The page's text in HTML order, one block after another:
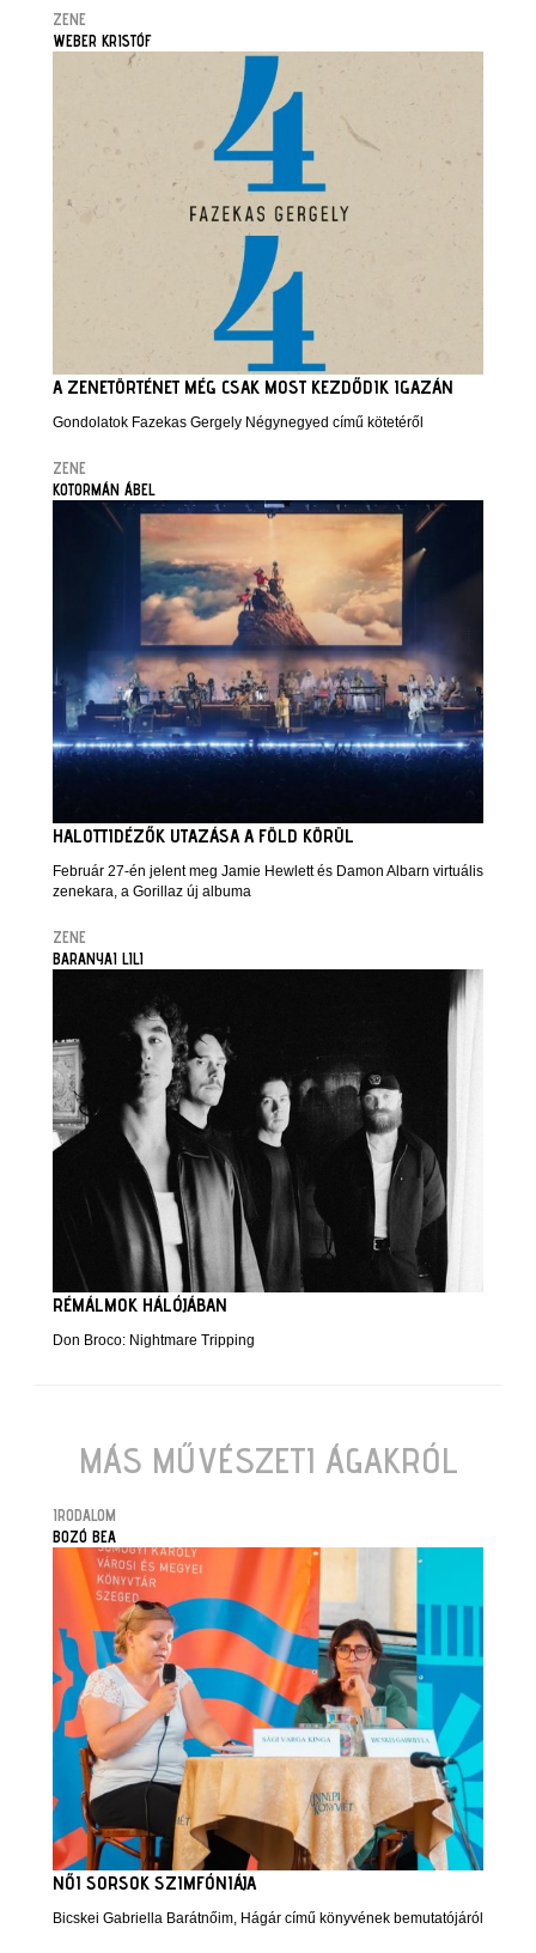
ZENE
WEBER KRISTÓF
A ZENETÖRTÉNET MÉG CSAK MOST KEZDŐDIK IGAZÁN
Gondolatok Fazekas Gergely Négynegyed című kötetéről
ZENE
KOTORMÁN ÁBEL
HALOTTIDÉZŐK UTAZÁSA A FÖLD KÖRÜL
Február 27-én jelent meg Jamie Hewlett és Damon Albarn virtuális
zenekara, a Gorillaz új albuma
ZENE
BARANYAI LILI
RÉMÁLMOK HÁLÓJÁBAN
Don Broco: Nightmare Tripping
MÁS MŰVÉSZETI ÁGAKRÓL
IRODALOM
BOZÓ BEA
NŐI SORSOK SZIMFÓNIÁJA
Bicskei Gabriella Barátnőim, Hágár című könyvének bemutatójáról